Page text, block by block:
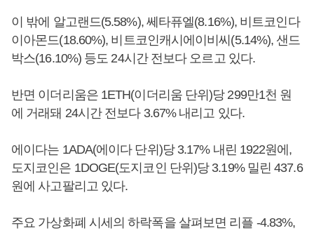
이 밖에 알고랜드(5.58%), 쎄타퓨엘(8.16%), 비트코인다
이아몬드(18.60%), 비트코인캐시에이비씨(5.14%), 샌드
박스(16.10%) 등도 24시간 전보다 오르고 있다.
반면 이더리움은 1ETH(이더리움 단위)당 299만1천 원
에 거래돼 24시간 전보다 3.67% 내리고 있다.
에이다는 1ADA(에이다 단위)당 3.17% 내린 1922원에,
도지코인은 1DOGE(도지코인 단위)당 3.19% 밀린 437.6
원에 사고팔리고 있다.
주요 가상화폐 시세의 하락폭을 살펴보면 리플 -4.83%,